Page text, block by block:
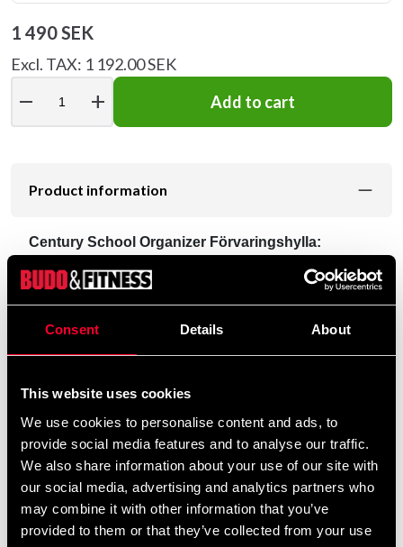
Consent Details About
This website uses cookies
We use cookies to personalise content and ads, to
provide social media features and to analyse our traffic.
We also share information about your use of our site with
our social media, advertising and analytics partners who
may combine it with other information that you’ve
provided to them or that they’ve collected from your use
1 490 SEK
Excl. TAX: 1 192.00 SEK
remove add Add to cart
Product information
Century School Organizer Förvaringshylla:
förvaringshylla lämpad till exempelvis skydd,
boxningsutrustning, kampsportutrustning och andra
träningsprylar. Slipp massa stök på träningsmattorna
förvaringsfack i olika storlekar samt ytterligare fickor
på utsidan. Det finns även fyra st metallöglor som gör
att man enkelt kan fästa upp hyllan mot väggen
(krokar/fästelement medföljer ej).
Detailed information